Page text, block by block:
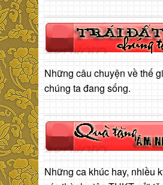
Những câu chuyện về thế
chúng ta đang sống.
Những ca khúc hay, nhiều